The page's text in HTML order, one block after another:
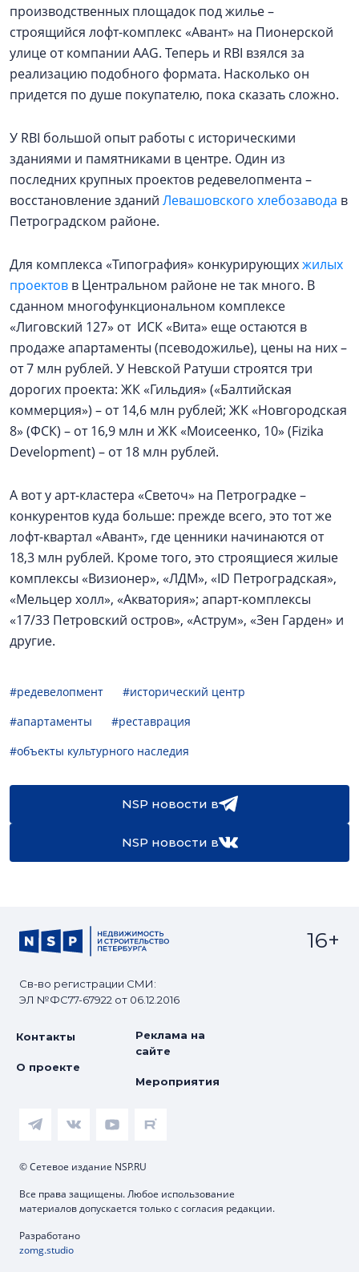
производственных площадок под жилье –
строящийся лофт-комплекс «Авант» на Пионерской
улице от компании AAG. Теперь и RBI взялся за
реализацию подобного формата. Насколько он
придется по душе покупателю, пока сказать сложно.
У RBI большой опыт работы с историческими
зданиями и памятниками в центре. Один из
последних крупных проектов редевелопмента –
восстановление зданий Левашовского хлебозавода в
Петроградском районе.
Для комплекса «Типография» конкурирующихжилых
проектов в Центральном районе не так много. В
сданном многофункциональном комплексе
«Лиговский 127» от ИСК «Вита» еще остаются в
продаже апартаменты (псеводожилье), цены на них –
от 7 млн рублей. У Невской Ратуши строятся три
дорогих проекта: ЖК «Гильдия» («Балтийская
коммерция») – от 14,6 млн рублей; ЖК «Новгородская
8» (ФСК) – от 16,9 млн и ЖК «Моисеенко, 10» (Fizika
Development) – от 18 млн рублей.
А вот у арт-кластера «Светоч» на Петроградке –
конкурентов куда больше: прежде всего, это тот же
лофт-квартал «Авант», где ценники начинаются от
18,3 млн рублей. Кроме того, это строящиеся жилые
комплексы «Визионер», «ЛДМ», «ID Петроградская»,
«Мельцер холл», «Акватория»; апарт-комплексы
«17/33 Петровский остров», «Аструм», «Зен Гарден» и
другие.
#редевелопмент
#исторический центр
#апартаменты
#реставрация
#объекты культурного наследия
NSP новости в
NSP новости в
Св-во регистрации СМИ:
ЭЛ №ФС77-67922 от 06.12.2016
16+
Контакты
О проекте
Реклама на
сайте
Мероприятия
© Сетевое издание NSP.RU
Все права защищены. Любое использование
материалов допускается только с согласия редакции.
Разработано
zomg.studio